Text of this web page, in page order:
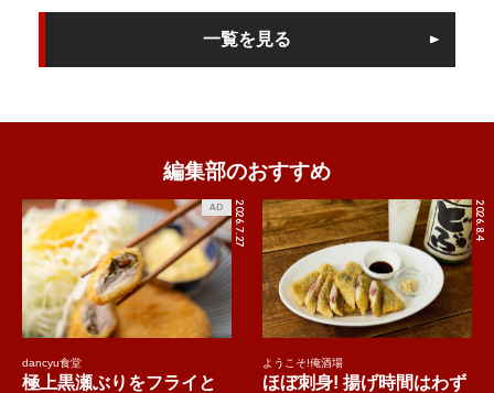
一覧を見る
編集部のおすすめ
2026.7.27
AD
dancyu食堂
極上黒瀬ぶりをフライと
2026.8.4
ようこそ!俺酒場
ほぼ刺身! 揚げ時間はわず